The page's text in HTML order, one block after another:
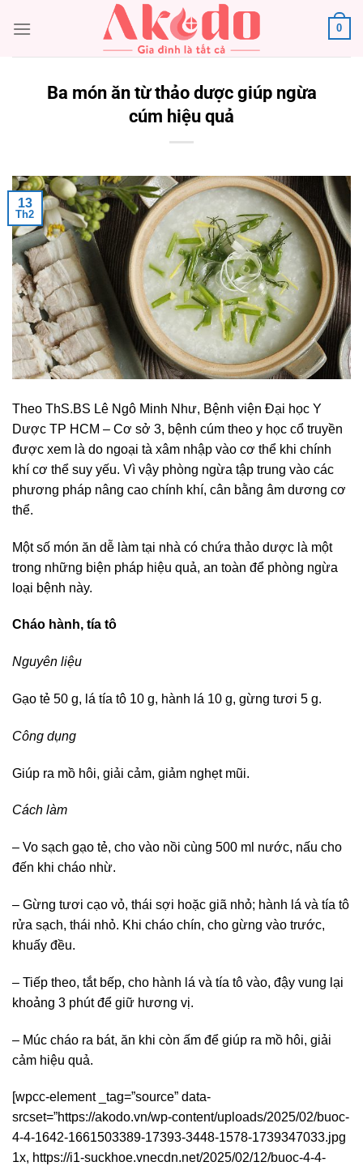
đến
0
Ba món ăn từ thảo dược giúp ngừa
cúm hiệu quả
13
Th2
Theo ThS.BS Lê Ngô Minh Như, Bệnh viện Đại học Y
Dược TP HCM – Cơ sở 3, bệnh cúm theo y học cổ truyền
được xem là do ngoại tà xâm nhập vào cơ thể khi chính
khí cơ thể suy yếu. Vì vậy phòng ngừa tập trung vào các
phương pháp nâng cao chính khí, cân bằng âm dương cơ
thể.
Một số món ăn dễ làm tại nhà có chứa thảo dược là một
trong những biện pháp hiệu quả, an toàn để phòng ngừa
loại bệnh này.
Cháo hành, tía tô
Nguyên liệu
Gạo tẻ 50 g, lá tía tô 10 g, hành lá 10 g, gừng tươi 5 g.
Công dụng
Giúp ra mồ hôi, giải cảm, giảm nghẹt mũi.
Cách làm
– Vo sạch gạo tẻ, cho vào nồi cùng 500 ml nước, nấu cho
đến khi cháo nhừ.
– Gừng tươi cạo vỏ, thái sợi hoặc giã nhỏ; hành lá và tía tô
rửa sạch, thái nhỏ. Khi cháo chín, cho gừng vào trước,
khuấy đều.
– Tiếp theo, tắt bếp, cho hành lá và tía tô vào, đậy vung lại
khoảng 3 phút để giữ hương vị.
– Múc cháo ra bát, ăn khi còn ấm để giúp ra mồ hôi, giải
cảm hiệu quả.
[wpcc-element _tag=”source” data-
srcset=”https://akodo.vn/wp-content/uploads/2025/02/buoc-
4-4-1642-1661503389-17393-3448-1578-1739347033.jpg
1x, https://i1-suckhoe.vnecdn.net/2025/02/12/buoc-4-4-